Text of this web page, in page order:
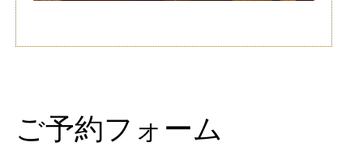
ご予約フォーム